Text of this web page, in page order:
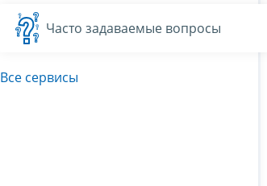
Часто задаваемые вопросы
Все сервисы